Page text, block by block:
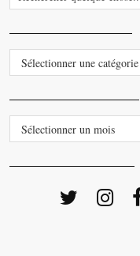
CATEGORIES
ARCHIVES